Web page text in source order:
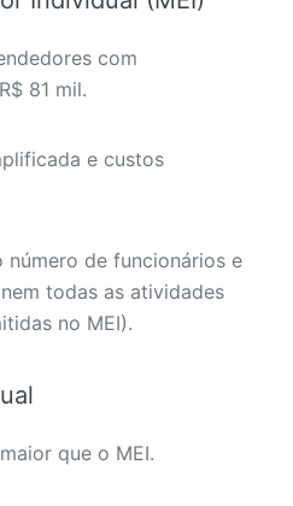
com
81 mil.
e custos
de funcionários e
todas as atividades
no MEI).
que o MEI.